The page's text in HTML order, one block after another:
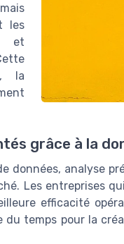
les
et
la
grâce à la
données, analyse
Les entreprises
efficacité
du temps pour la